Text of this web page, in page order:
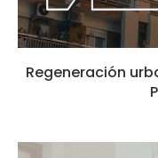
Regeneración